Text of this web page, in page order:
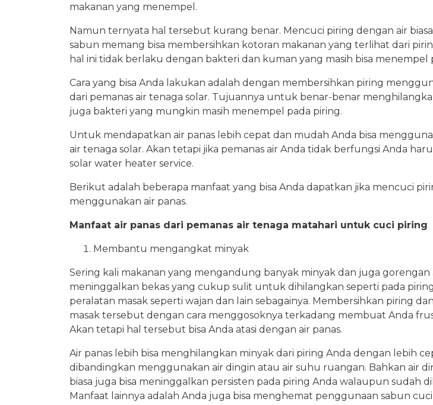
makanan yang menempel.
Namun ternyata hal tersebut kurang benar. Mencuci piring dengan air
sabun memang bisa membersihkan kotoran makanan yang terlihat dari
hal ini tidak berlaku dengan bakteri dan kuman yang masih bisa menempel
Cara yang bisa Anda lakukan adalah dengan membersihkan piring
dari pemanas air tenaga solar. Tujuannya untuk benar-benar
juga bakteri yang mungkin masih menempel pada piring.
Untuk mendapatkan air panas lebih cepat dan mudah Anda bisa
air tenaga solar. Akan tetapi jika pemanas air Anda tidak berfungsi Anda
solar water heater service.
Berikut adalah beberapa manfaat yang bisa Anda dapatkan jika mencuci
menggunakan air panas.
Manfaat air panas dari pemanas air tenaga matahari untuk cuci piring
Membantu mengangkat minyak
Sering kali makanan yang mengandung banyak minyak dan juga gorengan
meninggalkan bekas yang cukup sulit untuk dihilangkan seperti pada
peralatan masak seperti wajan dan lain sebagainya. Membersihkan piring
masak tersebut dengan cara menggosoknya terkadang membuat Anda
Akan tetapi hal tersebut bisa Anda atasi dengan air panas.
Air panas lebih bisa menghilangkan minyak dari piring Anda dengan lebih
dibandingkan menggunakan air dingin atau air suhu ruangan. Bahkan air
biasa juga bisa meninggalkan persisten pada piring Anda walaupun sudah
Manfaat lainnya adalah Anda juga bisa menghemat penggunaan sabun